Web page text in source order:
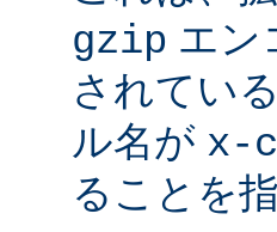
gzip エン
されてい
ル名が x-
ることを